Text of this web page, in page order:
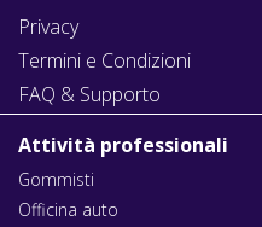
Privacy
Termini e Condizioni
FAQ & Supporto
Attività professionali
Gommisti
Officina auto